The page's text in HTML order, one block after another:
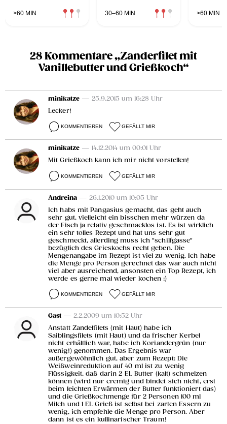
>60 MIN 30–60 MIN >60 MIN
28 Kommentare „Zanderfilet mit
Vanillebutter und Grießkoch“
minikatze — 25.9.2015 um 16:28 Uhr
Lecker!
KOMMENTIEREN GEFÄLLT MIR
minikatze — 14.12.2014 um 00:01 Uhr
Mit Grießkoch kann ich mir nicht vorstellen!
KOMMENTIEREN GEFÄLLT MIR
Andreina — 26.1.2010 um 10:05 Uhr
Ich habs mit Pangasius gemacht, das geht auch
sehr gut, vielleicht ein bisschen mehr würzen da
der Fisch ja relativ geschmacklos ist. Es ist wirklich
ein sehr tolles Rezept und hat uns sehr gut
geschmeckt, allerding muss ich "schilfgasse"
bezüglich des Grieskochs recht geben. Die
Mengenangabe im Rezept ist viel zu wenig. Ich habe
die Menge pro Person gerechnet das war auch nicht
viel aber ausreichend, ansonsten ein Top Rezept, ich
werde es gerne mal wieder kochen :)
KOMMENTIEREN GEFÄLLT MIR
Gast — 2.2.2009 um 10:52 Uhr
Anstatt Zandelfilets (mit Haut) habe ich
Saiblingsfilets (mit Haut) und da frischer Kerbel
nicht erhältlich war, habe ich Koriandergrün (nur
wenig!) genommen. Das Ergebnis war
außergewöhnlich gut, aber zum Rezept: Die
Weißweinreduktion auf 40 ml ist zu wenig
Flüssigkeit, daß darin 2 EL Butter (kalt) schmelzen
können (wird nur cremig und bindet sich nicht, erst
beim leichten Erwärmen der Butter funktioniert das)
und die Grießkochmenge für 2 Personen 100 ml
Milch und 1 EL Grieß ist selbst bei zarten Essern zu
wenig, ich empfehle die Menge pro Person. Aber
dann ist es ein kullinarischer Traum!